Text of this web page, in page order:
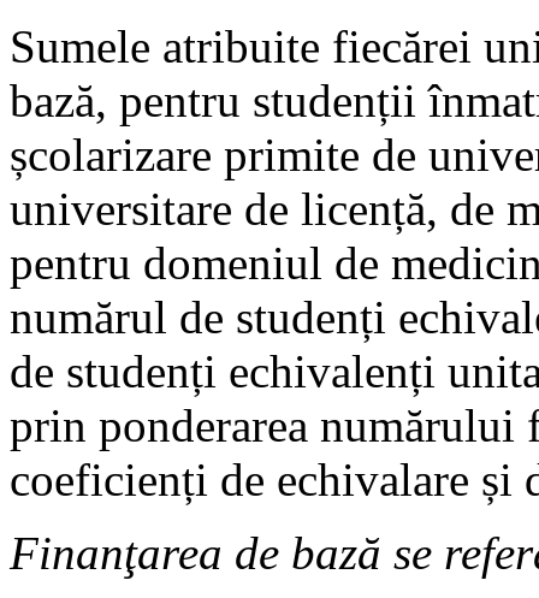
Sumele atribuite fiecărei
bază, pentru studenții
școlarizare primite de
universitare de licență, de
pentru domeniul de
numărul de studenți
de studenți echivalenți
prin ponderarea numărului
coeficienți de echivalare și
Finanţarea de bază se